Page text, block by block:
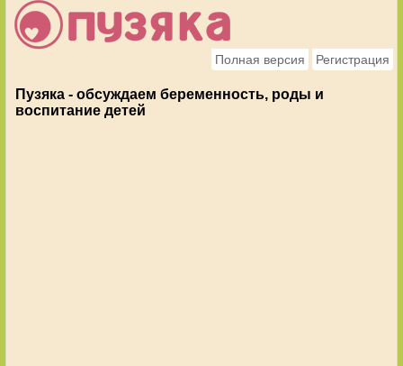
Полная версия Регистрация
Пузяка - обсуждаем беременность, роды и
воспитание детей